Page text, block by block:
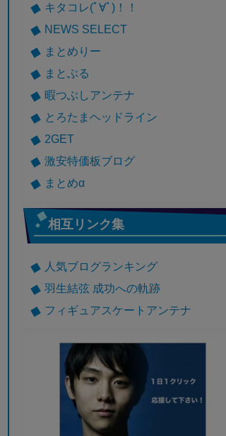
キタコレ(ﾟ∀ﾟ)！！
NEWS SELECT
まとめりー
まとぶる
暇つぶしアンテナ
とろたまヘッドライン
2GET
激安特価板ブログ
まとめα
相互リンク集
人気ブログランキング
羽生結弦 成功への軌跡
フィギュアスケートアンテナ